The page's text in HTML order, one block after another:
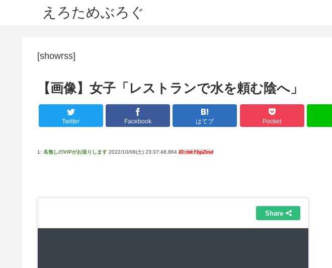
えろためぶろぐ
[showrss]
【画像】女子「レストランで水を頼む陰へ」
Twitter Facebook はてブ Pocket
1: 名無しのVIPがお送りします 2022/10/08(土) 23:37:48.864 ID:rbkYbpZmd